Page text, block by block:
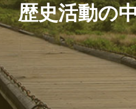
歴史活動の
日々の出